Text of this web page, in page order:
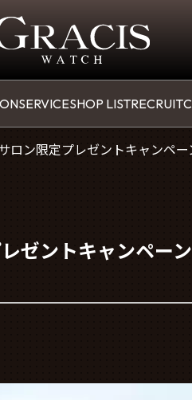
SERVICESHOP LISTRECRUIT
サロン限定プレゼントキャンペー
ゼントキャンペーン